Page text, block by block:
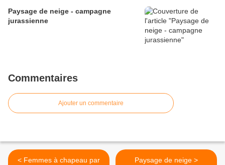
Paysage de neige - campagne
jurassienne
Commentaires
Ajouter un commentaire
< Femmes à chapeau par
Paysage de neige >